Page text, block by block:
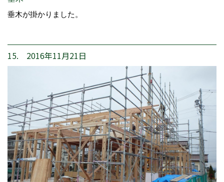
垂木が掛かりました。
15. 2016年11月21日